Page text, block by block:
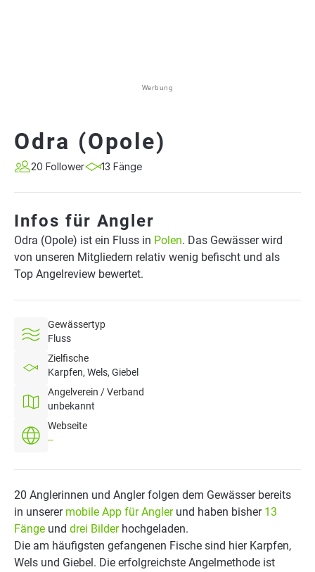
Werbung
Odra (Opole)
20 Follower 13 Fänge
Infos für Angler
Odra (Opole) ist ein Fluss in Polen. Das Gewässer wird
von unseren Mitgliedern relativ wenig befischt und als
Top Angelreview bewertet.
Gewässertyp
Fluss
Zielfische
Karpfen, Wels, Giebel
Angelverein / Verband
unbekannt
Webseite
--
20 Anglerinnen und Angler folgen dem Gewässer bereits
in unserer mobile App für Anglerund haben bisher 13
Fänge und drei Bilderhochgeladen.
Die am häufigsten gefangenen Fische sind hier Karpfen,
Wels und Giebel. Die erfolgreichste Angelmethode ist